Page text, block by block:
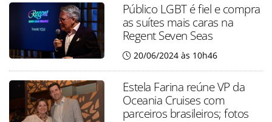
Público LGBT é fiel e compra
as suítes mais caras na
Regent Seven Seas
20/06/2024 às 10h46
Estela Farina reúne VP da
Oceania Cruises com
parceiros brasileiros; fotos